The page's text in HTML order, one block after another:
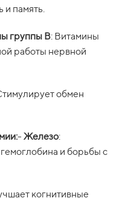
и память.
группы B: Витамины
работы нервной
обмен
- Железо:
и борьбы с
когнитивные